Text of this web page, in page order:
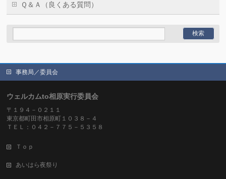
Ｑ＆Ａ（良くある質問）
事務局／委員会
ウェルカムto相原実行委員会
〒１９４－０２１１
東京都町田市相原町１０３８－４
ＴＥＬ：０４２－７７５－５３５８
Ｔｏｐ
あいはら夜祭り